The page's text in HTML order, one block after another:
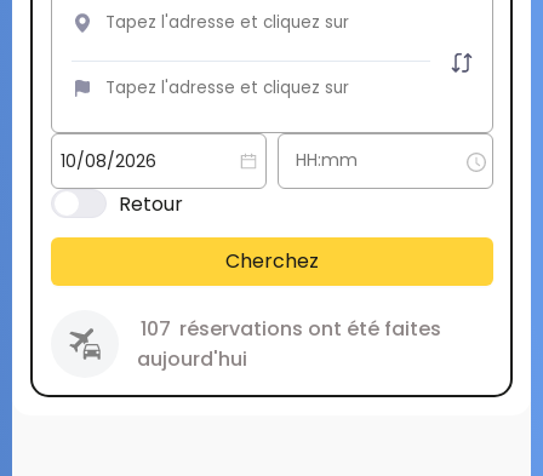
Retour
Cherchez
107 réservations ont été faites
aujourd'hui